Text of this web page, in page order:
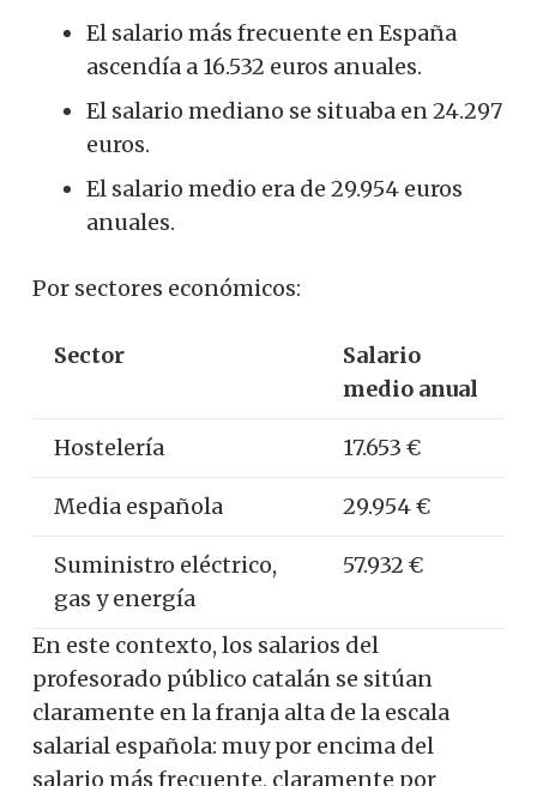
El salario más frecuente en España
ascendía a 16.532 euros anuales.
El salario mediano se situaba en 24.297
euros.
El salario medio era de 29.954 euros
anuales.
Por sectores económicos:
Sector
Salario
medio anual
Hostelería 17.653 €
Media española 29.954 €
Suministro eléctrico,
gas y energía
57.932 €
En este contexto, los salarios del
profesorado público catalán se sitúan
claramente en la franja alta de la escala
salarial española: muy por encima del
salario más frecuente, claramente por